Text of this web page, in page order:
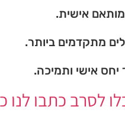
מותאם אישית.
מתקדמים ביותר.
יחס אישי ותמיכה.
לסרב כתבו לנו